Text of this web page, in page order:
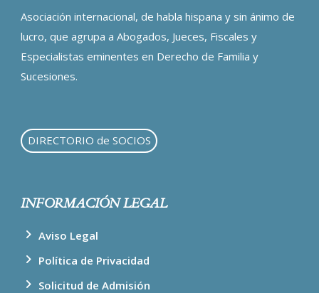
Asociación internacional, de habla hispana y sin ánimo de
lucro, que agrupa a Abogados, Jueces, Fiscales y
Especialistas eminentes en Derecho de Familia y
Sucesiones.
DIRECTORIO de SOCIOS
INFORMACIÓN LEGAL
Aviso Legal
Política de Privacidad
Solicitud de Admisión